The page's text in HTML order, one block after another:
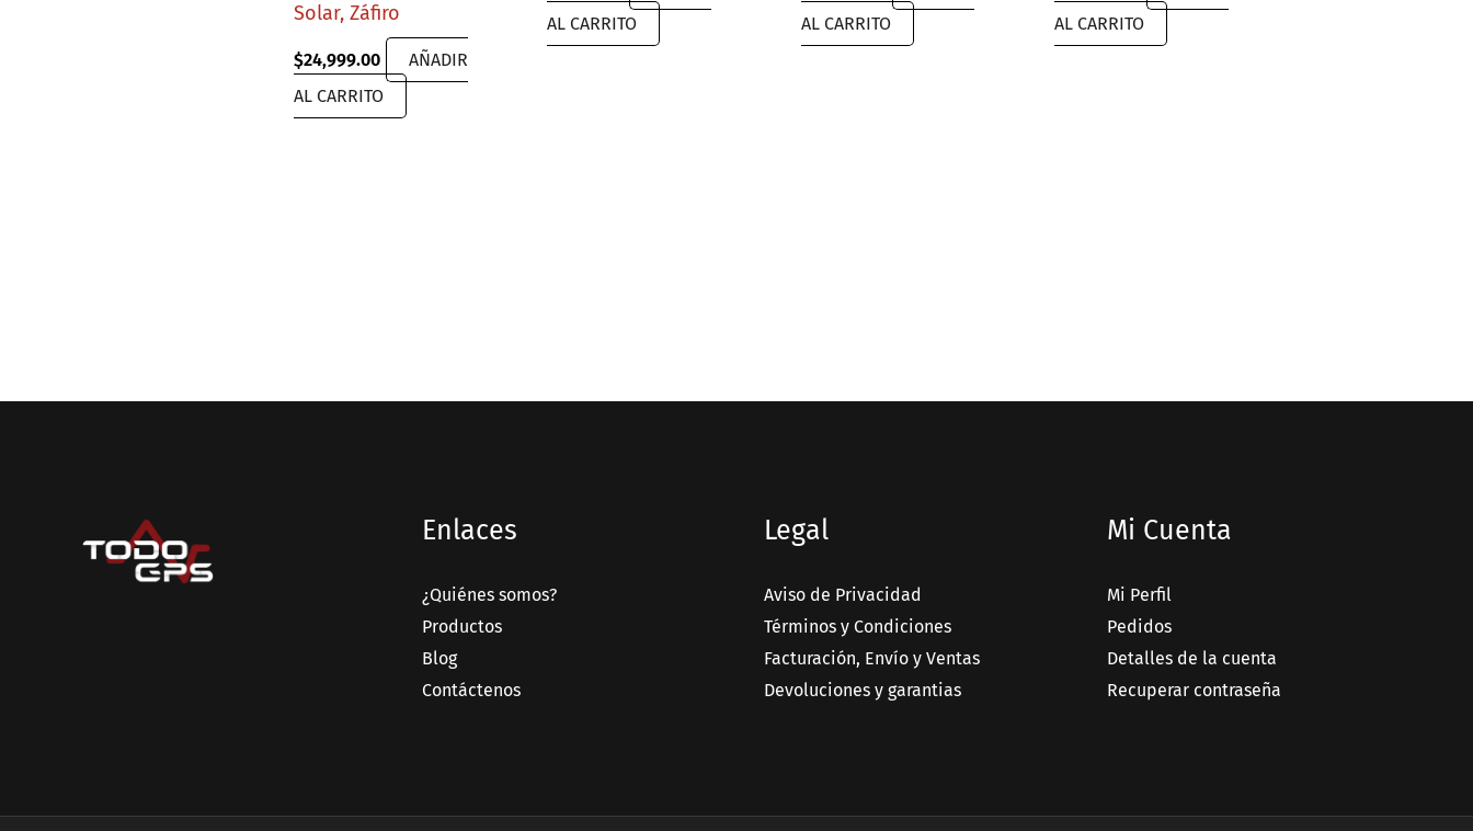
Solar, Záfiro
$24,999.00
AÑADIR
AL CARRITO
AL CARRITO
AL CARRITO
AL CARRITO
Enlaces
¿Quiénes somos?
Productos
Blog
Contáctenos
Legal
Aviso de Privacidad
Términos y Condiciones
Facturación, Envío y Ventas
Devoluciones y garantias
Mi Cuenta
Mi Perfil
Pedidos
Detalles de la cuenta
Recuperar contraseña